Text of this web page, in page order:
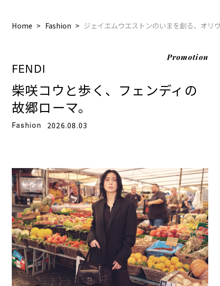
Home Fashion ジェイエムウエストンのいまを創る、オリ
Promotion
FENDI
柴咲コウと歩く、フェンディの
故郷ローマ。
Fashion 2026.08.03